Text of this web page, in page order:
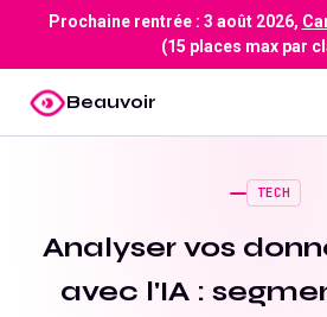
Prochaine rentrée : 3 août 2026,
(15 places max par
Beauvoir
TECH
Analyser vos
avec l'IA :